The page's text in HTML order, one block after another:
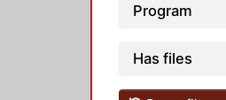
Program
Has files